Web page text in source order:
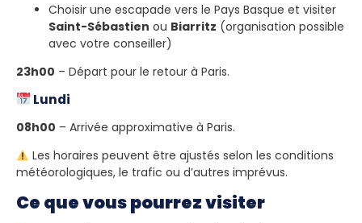
Choisir une escapade vers le Pays Basque et visiter
Saint-Sébastien ou Biarritz (organisation possible
avec votre conseiller)
23h00 – Départ pour le retour à Paris.
Lundi
08h00 – Arrivée approximative à Paris.
Les horaires peuvent être ajustés selon les conditions
météorologiques, le trafic ou d’autres imprévus.
Ce que vous pourrez visiter